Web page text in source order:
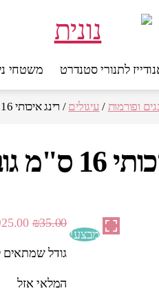
לתנורי סטנדרט משטחי
ופורמות / עיגולים / רינג איכותי 16 ס"מ גובה 10
גובה 10
מבצע!
₪35.00
היה:
₪35.00.
25.00
גודל שמתאים
המלאי אזל